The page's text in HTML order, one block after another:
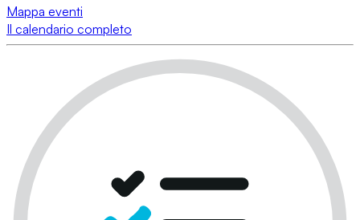
Mappa eventi
Il calendario completo